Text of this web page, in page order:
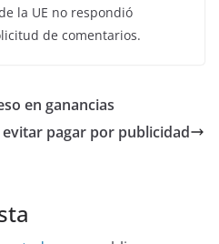
la UE no respondió
de comentarios.
en ganancias
pagar por publicidad